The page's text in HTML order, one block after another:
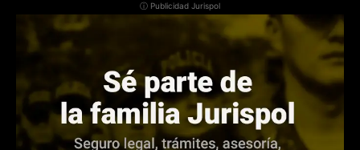
ⓘ Publicidad Jurispol